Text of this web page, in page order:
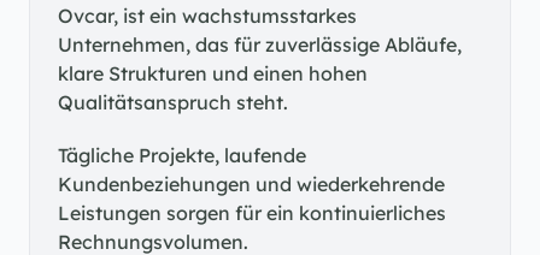
Ovcar, ist ein wachstumsstarkes
Unternehmen, das für zuverlässige Abläufe,
klare Strukturen und einen hohen
Qualitätsanspruch steht.
Tägliche Projekte, laufende
Kundenbeziehungen und wiederkehrende
Leistungen sorgen für ein kontinuierliches
Rechnungsvolumen.